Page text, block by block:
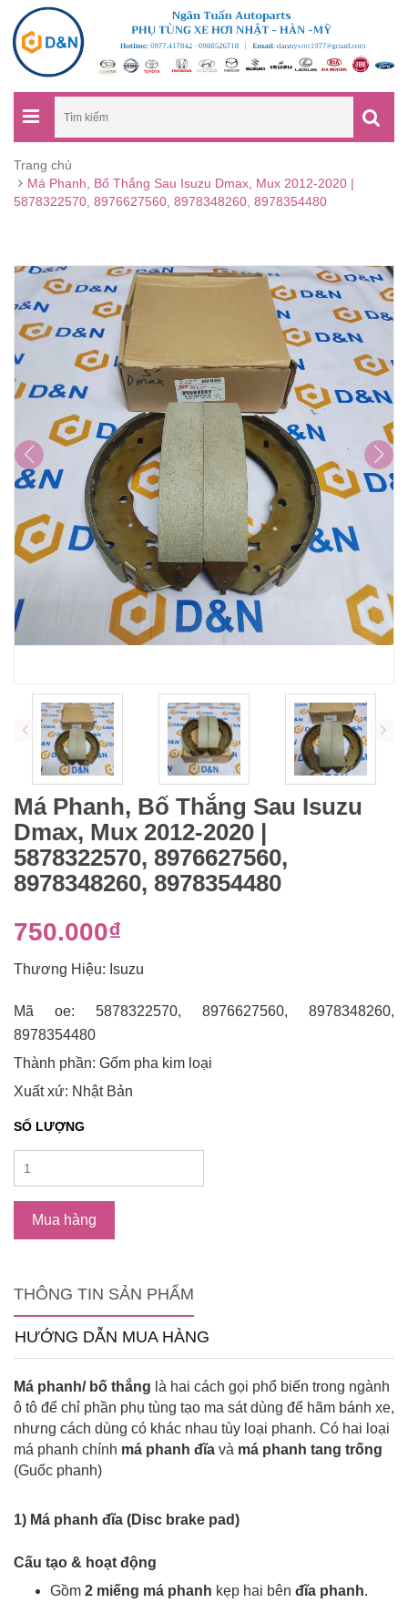
Trang chủ
Má Phanh, Bố Thắng Sau Isuzu Dmax, Mux 2012-2020 |
5878322570, 8976627560, 8978348260, 8978354480
Má Phanh, Bố Thắng Sau Isuzu
Dmax, Mux 2012-2020 |
5878322570, 8976627560,
8978348260, 8978354480
750.000₫
Thương Hiệu: Isuzu
Mã oe: 5878322570, 8976627560, 8978348260,
8978354480
Thành phần: Gốm pha kim loại
Xuất xứ: Nhật Bản
SỐ LƯỢNG
Mua hàng
THÔNG TIN SẢN PHẨM
HƯỚNG DẪN MUA HÀNG
Má phanh/ bố thắng là hai cách gọi phổ biến trong ngành
ô tô để chỉ phần phụ tùng tạo ma sát dùng để hãm bánh xe,
nhưng cách dùng có khác nhau tùy loại phanh. Có hai loại
má phanh chính má phanh đĩa và má phanh tang trống
(Guốc phanh)
1) Má phanh đĩa (Disc brake pad)
Cấu tạo & hoạt động
Gồm 2 miếng má phanh kẹp hai bên đĩa phanh.